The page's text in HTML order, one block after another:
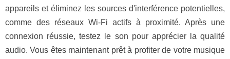
appareils et éliminez les sources d'interférence potentielles,
comme des réseaux Wi-Fi actifs à proximité. Après une
connexion réussie, testez le son pour apprécier la qualité
audio. Vous êtes maintenant prêt à profiter de votre musique